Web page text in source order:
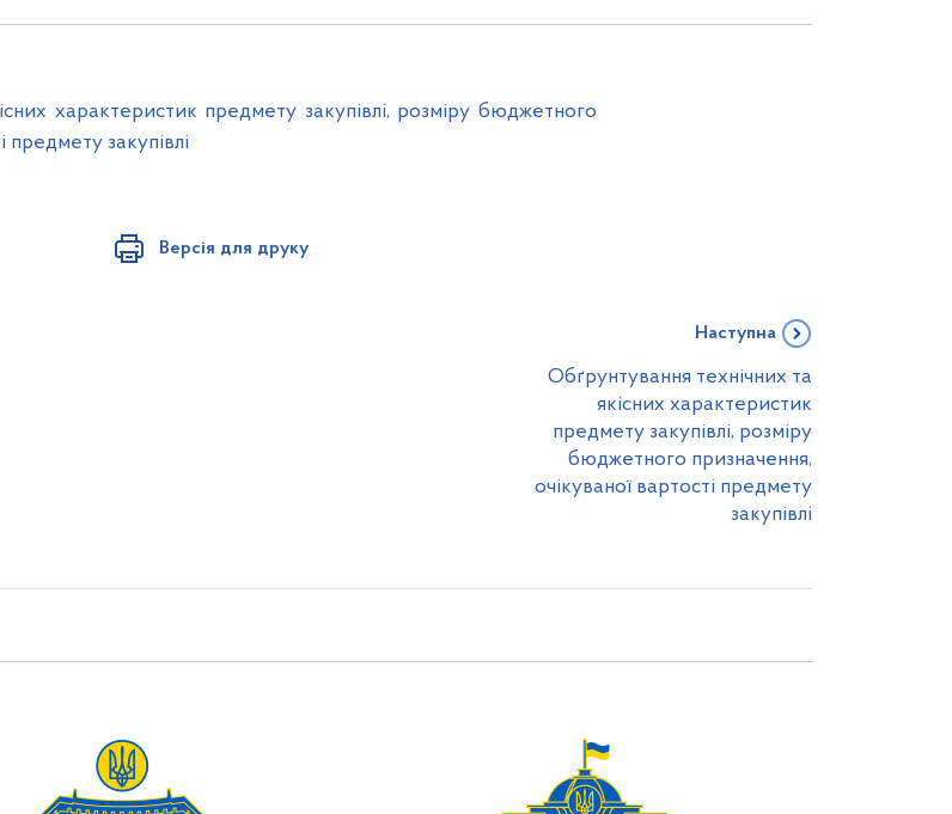
характеристик предмету закупівлі, розміру бюджетного
предмету закупівлі
Версія для друку
Наступна
Обґрунтування технічних та
якісних характеристик
предмету закупівлі, розміру
бюджетного призначення,
очікуваної вартості предмету
закупівлі